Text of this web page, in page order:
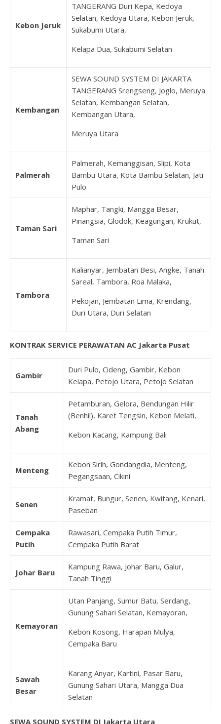
Kebon Jeruk
TANGERANG Duri Kepa, Kedoya
Selatan, Kedoya Utara, Kebon Jeruk,
Sukabumi Utara,
Kelapa Dua, Sukabumi Selatan
Kembangan
SEWA SOUND SYSTEM DI JAKARTA
TANGERANG Srengseng, Joglo, Meruya
Selatan, Kembangan Selatan,
Kembangan Utara,
Meruya Utara
Palmerah
Palmerah, Kemanggisan, Slipi, Kota
Bambu Utara, Kota Bambu Selatan, Jati
Pulo
Taman Sari
Maphar, Tangki, Mangga Besar,
Pinangsia, Glodok, Keagungan, Krukut,
Taman Sari
Tambora
Kalianyar, Jembatan Besi, Angke, Tanah
Sareal, Tambora, Roa Malaka,
Pekojan, Jembatan Lima, Krendang,
Duri Utara, Duri Selatan
KONTRAK SERVICE PERAWATAN AC Jakarta Pusat
Gambir
Duri Pulo, Cideng, Gambir, Kebon
Kelapa, Petojo Utara, Petojo Selatan
Tanah
Abang
Petamburan, Gelora, Bendungan Hilir
(Benhil), Karet Tengsin, Kebon Melati,
Kebon Kacang, Kampung Bali
Menteng
Kebon Sirih, Gondangdia, Menteng,
Pegangsaan, Cikini
Senen
Kramat, Bungur, Senen, Kwitang, Kenari,
Paseban
Cempaka
Putih
Rawasari, Cempaka Putih Timur,
Cempaka Putih Barat
Johar Baru
Kampung Rawa, Johar Baru, Galur,
Tanah Tinggi
Kemayoran
Utan Panjang, Sumur Batu, Serdang,
Gunung Sahari Selatan, Kemayoran,
Kebon Kosong, Harapan Mulya,
Cempaka Baru
Sawah
Besar
Karang Anyar, Kartini, Pasar Baru,
Gunung Sahari Utara, Mangga Dua
Selatan
SEWA SOUND SYSTEM DI Jakarta Utara